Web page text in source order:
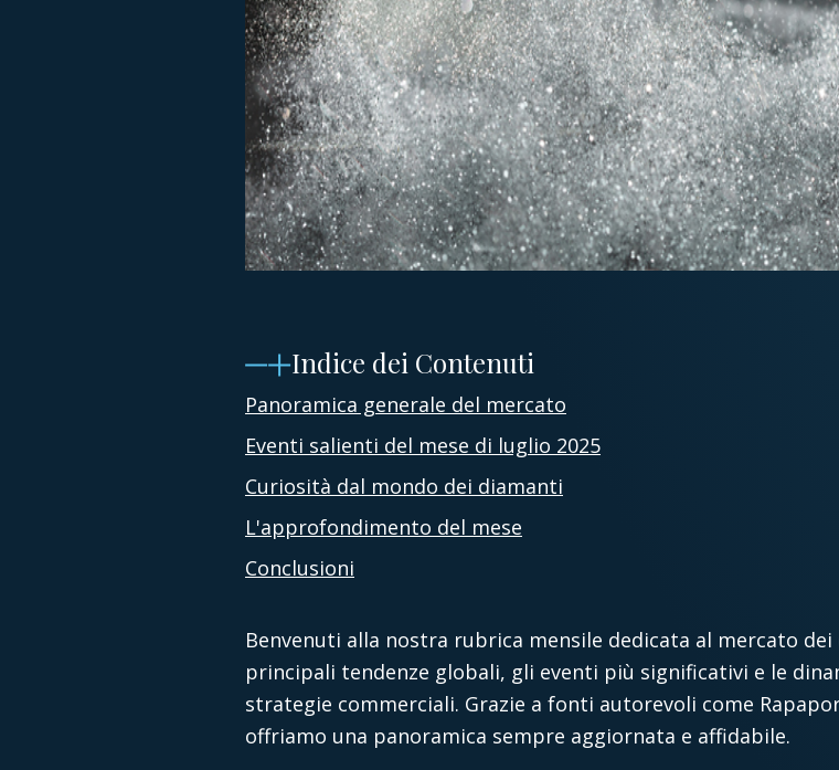
Indice dei Contenuti
Panoramica generale del mercato
Eventi salienti del mese di luglio 2025
Curiosità dal mondo dei diamanti
L'approfondimento del mese
Conclusioni
Benvenuti alla nostra rubrica mensile dedicata al mercato
principali tendenze globali, gli eventi più significativi e le
strategie commerciali. Grazie a fonti autorevoli come
offriamo una panoramica sempre aggiornata e affidabile.